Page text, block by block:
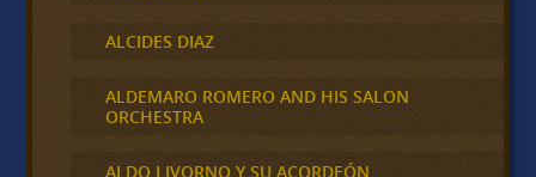
ALCIDES DIAZ
ALDEMARO ROMERO AND HIS SALON
ORCHESTRA
ALDO LIVORNO Y SU ACORDEÓN